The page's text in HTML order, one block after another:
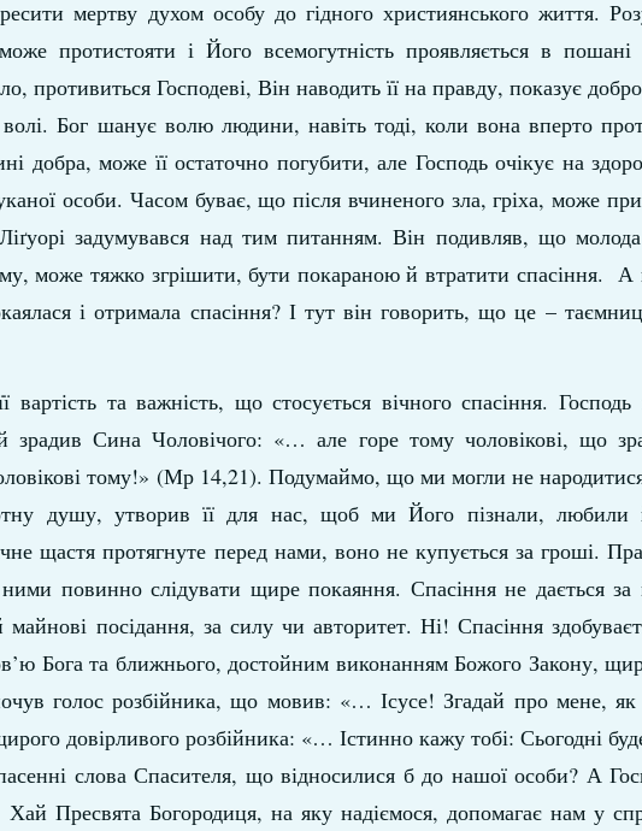
мертву духом особу до гідного християнського життя.
протистояти і Його всемогутність проявляється в
противиться Господеві, Він наводить її на правду, показує
волі. Бог шанує волю людини, навіть тоді, коли вона вперто
добра, може її остаточно погубити, але Господь очікує на
особи. Часом буває, що після вчиненого зла, гріха, може
задумувався над тим питанням. Він подивляв, що
може тяжко згрішити, бути покараною й втратити спасіння. А
і отримала спасіння? І тут він говорить, що це –
та важність, що стосується вічного спасіння. Господь
Сина Чоловічого: «… але горе тому чоловікові, що
тому!» (Мр 14,21). Подумаймо, що ми могли не
душу, утворив її для нас, щоб ми Його пізнали, любили
щастя протягнуте перед нами, воно не купується за гроші.
повинно слідувати щире покаяння. Спасіння не дається за
майнові посідання, за силу чи авторитет. Ні! Спасіння
Бога та ближнього, достойним виконанням Божого Закону,
голос розбійника, що мовив: «… Ісусе! Згадай про мене,
довірливого розбійника: «… Істинно кажу тобі: Сьогодні
слова Спасителя, що відносилися б до нашої особи? А
Хай Пресвята Богородиця, на яку надіємося, допомагає нам у